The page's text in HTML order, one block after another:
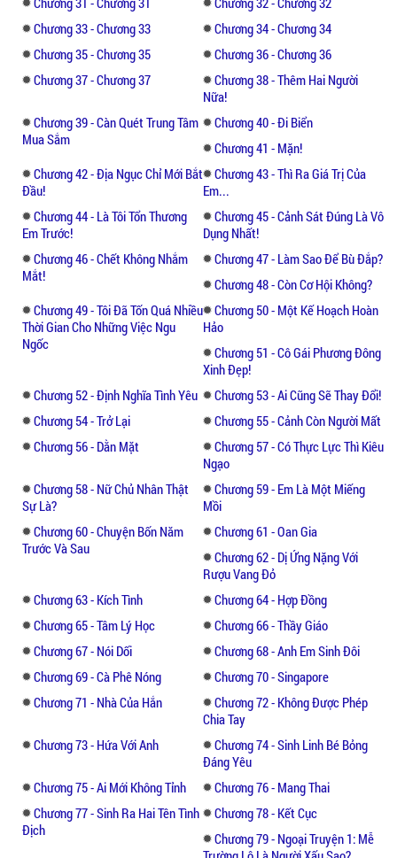
Chương 33 - Chương 33
Chương 34 - Chương 34
Chương 35 - Chương 35
Chương 36 - Chương 36
Chương 37 - Chương 37
Chương 38 - Thêm Hai Người
Nữa!
Chương 39 - Càn Quét Trung Tâm
Mua Sắm
Chương 40 - Đi Biển
Chương 41 - Mặn!
Chương 42 - Địa Ngục Chỉ Mới Bắt
Đầu!
Chương 43 - Thì Ra Giá Trị Của
Em...
Chương 44 - Là Tôi Tổn Thương
Em Trước!
Chương 45 - Cảnh Sát Đúng Là Vô
Dụng Nhất!
Chương 46 - Chết Không Nhắm
Mắt!
Chương 47 - Làm Sao Để Bù Đắp?
Chương 48 - Còn Cơ Hội Không?
Chương 49 - Tôi Đã Tốn Quá Nhiều
Thời Gian Cho Những Việc Ngu
Ngốc
Chương 50 - Một Kế Hoạch Hoàn
Hảo
Chương 51 - Cô Gái Phương Đông
Xinh Đẹp!
Chương 52 - Định Nghĩa Tình Yêu
Chương 53 - Ai Cũng Sẽ Thay Đổi!
Chương 54 - Trở Lại
Chương 55 - Cảnh Còn Người Mất
Chương 56 - Dằn Mặt
Chương 57 - Có Thực Lực Thì Kiêu
Ngạo
Chương 58 - Nữ Chủ Nhân Thật
Sự Là?
Chương 59 - Em Là Một Miếng
Mồi
Chương 60 - Chuyện Bốn Năm
Trước Và Sau
Chương 61 - Oan Gia
Chương 62 - Dị Ứng Nặng Với
Rượu Vang Đỏ
Chương 63 - Kích Tình
Chương 64 - Hợp Đồng
Chương 65 - Tâm Lý Học
Chương 66 - Thầy Giáo
Chương 67 - Nói Dối
Chương 68 - Anh Em Sinh Đôi
Chương 69 - Cà Phê Nóng
Chương 70 - Singapore
Chương 71 - Nhà Của Hắn
Chương 72 - Không Được Phép
Chia Tay
Chương 73 - Hứa Với Anh
Chương 74 - Sinh Linh Bé Bỏng
Đáng Yêu
Chương 75 - Ai Mới Không Tỉnh
Chương 76 - Mang Thai
Chương 77 - Sinh Ra Hai Tên Tình
Địch
Chương 78 - Kết Cục
Chương 79 - Ngoại Truyện 1: Mễ